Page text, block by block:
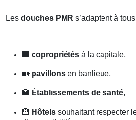
Les douches PMR s’adaptent à
🏢 copropriétés à la capitale,
🏡 pavillons en banlieue,
🏥 Établissements de santé,
🏨 Hôtels souhaitant respecter